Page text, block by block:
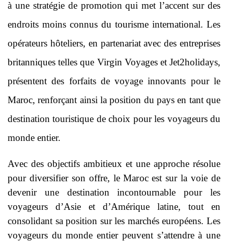
à une stratégie de promotion qui met l’accent sur des
endroits moins connus du tourisme international. Les
opérateurs hôteliers, en partenariat avec des entreprises
britanniques telles que Virgin Voyages et Jet2holidays,
présentent des forfaits de voyage innovants pour le
Maroc, renforçant ainsi la position du pays en tant que
destination touristique de choix pour les voyageurs du
monde entier.
Avec des objectifs ambitieux et une approche résolue
pour diversifier son offre, le Maroc est sur la voie de
devenir une destination incontournable pour les
voyageurs d’Asie et d’Amérique latine, tout en
consolidant sa position sur les marchés européens. Les
voyageurs du monde entier peuvent s’attendre à une